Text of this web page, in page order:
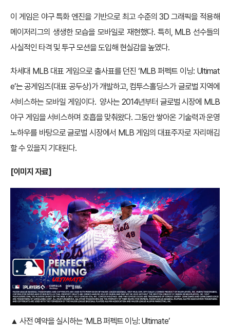
이 게임은 야구 특화 엔진을 기반으로 최고 수준의 3D 그래픽을 적용해
메이저리그의 생생한 모습을 모바일로 재현했다. 특히, MLB 선수들의
사실적인 타격 및 투구 모션을 도입해 현실감을 높였다.
차세대 MLB 대표 게임으로 출사표를 던진 ‘MLB 퍼펙트 이닝: Ultimat
e’는 공게임즈(대표 공두상)가 개발하고, 컴투스홀딩스가 글로벌 지역에
서비스하는 모바일 게임이다. 양사는 2014년부터 글로벌 시장에 MLB
야구 게임을 서비스하며 호흡을 맞춰왔다. 그동안 쌓아온 기술력과 운영
노하우를 바탕으로 글로벌 시장에서 MLB 게임의 대표주자로 자리매김
할 수 있을지 기대된다.
[이미지 자료]
▲ 사전 예약을 실시하는 ‘MLB 퍼펙트 이닝: Ultimate’